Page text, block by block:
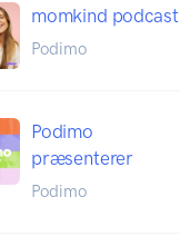
momkind podcast
Podimo
Podimo
præsenterer
Podimo